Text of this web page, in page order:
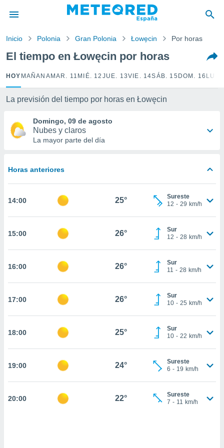
por
para
que se
calidad.
a este
y
digital
permite
seguir
coste.
a la
todas
nuestros
nos
análisis
perfil
CONFIGURACIÓN
Inicio Polonia Gran Polonia Łowęcin Por horas
El tiempo en Łowęcin por horas
HOY MAÑANA MAR. 11 MIÉ. 12 JUE. 13VIE. 14SÁB. 15 DOM. 16
La previsión del tiempo por horas en Łowęcin
Domingo, 09 de agosto
Nubes y claros
La mayor parte del día
Horas anteriores
14:00 25°
Sureste
12 - 29 km/h
15:00 26°
Sur
12 - 28 km/h
16:00 26°
Sur
11 - 28 km/h
17:00 26°
Sur
10 - 25 km/h
18:00 25°
Sur
10 - 22 km/h
19:00 24°
Sureste
6 - 19 km/h
20:00 22°
Sureste
7 - 11 km/h